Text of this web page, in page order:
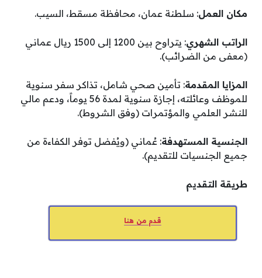
مكان العمل: سلطنة عمان، محافظة مسقط، السيب.
الراتب الشهري
: يتراوح بين 1200 إلى 1500 ريال عماني
(معفى من الضرائب).
المزايا المقدمة: تأمين صحي شامل، تذاكر سفر سنوية
للموظف وعائلته، إجازة سنوية لمدة 56 يوماً، ودعم مالي
للنشر العلمي والمؤتمرات (وفق الشروط).
الجنسية المستهدفة: عُماني (ويُفضل توفر الكفاءة من
جميع الجنسيات للتقديم).
طريقة التقديم
قدم من هنا